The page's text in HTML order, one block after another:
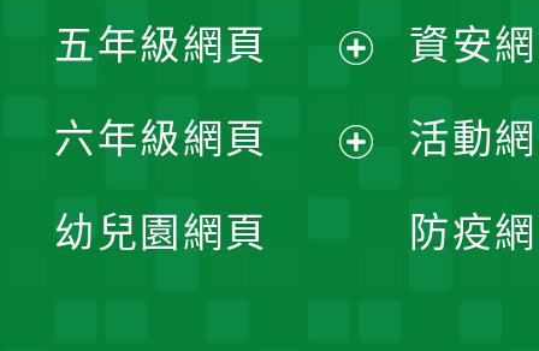
單
選
單
開
選
五年級網頁
開
六年級網頁
幼兒園網頁
資安
活動
防疫